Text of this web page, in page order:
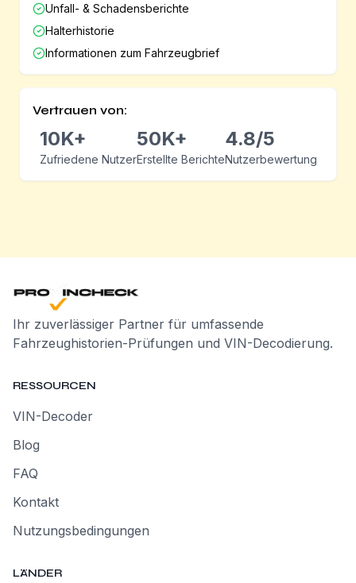
Unfall- & Schadensberichte
Halterhistorie
Informationen zum Fahrzeugbrief
Vertrauen von:
10K+
Zufriedene Nutzer
50K+
Erstellte Berichte
4.8/5
Nutzerbewertung
Ihr zuverlässiger Partner für umfassende
Fahrzeughistorien-Prüfungen und VIN-Decodierung.
RESSOURCEN
VIN-Decoder
Blog
FAQ
Kontakt
Nutzungsbedingungen
LÄNDER